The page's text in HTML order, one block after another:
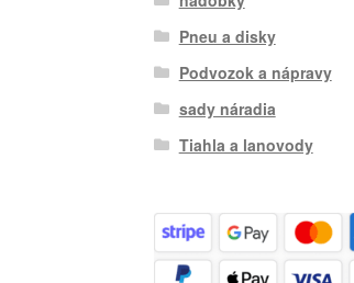
Pneu a disky
Podvozok a nápravy
sady náradia
Tiahla a lanovody